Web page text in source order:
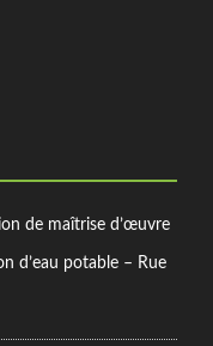
de maîtrise d’œuvre
d’eau potable – Rue